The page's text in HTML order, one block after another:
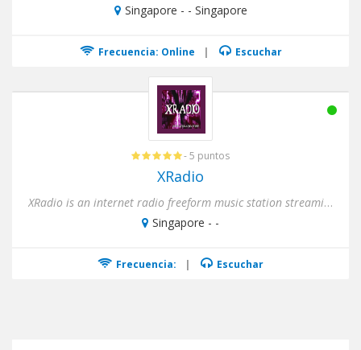
Singapore - - Singapore
Frecuencia: Online | Escuchar
- 5 puntos
XRadio
XRadio is an internet radio freeform music station streaming live from the XRADIO.ZONE in Second Life. The forty-mete...
Singapore - -
Frecuencia: | Escuchar